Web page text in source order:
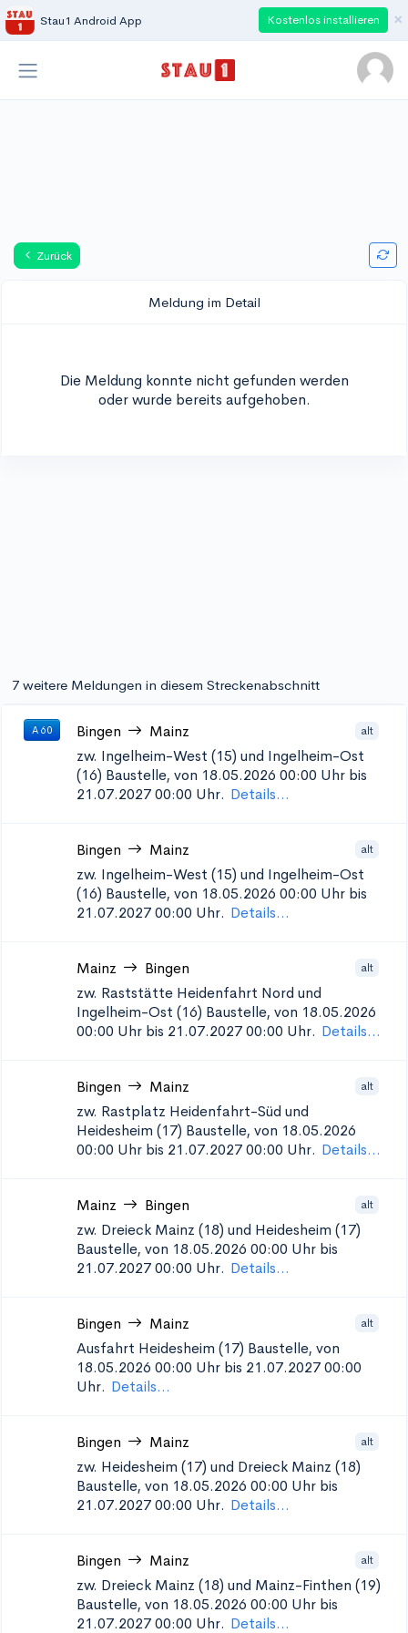
Stau1 Android App Kostenlos installieren ×
Zurück
Meldung im Detail
Die Meldung konnte nicht gefunden werden
oder wurde bereits aufgehoben.
7 weitere Meldungen in diesem Streckenabschnitt
A 60 Bingen Mainz alt
zw. Ingelheim-West (15) und Ingelheim-Ost
(16) Baustelle, von 18.05.2026 00:00 Uhr bis
21.07.2027 00:00 Uhr. Details...
Bingen Mainz alt
zw. Ingelheim-West (15) und Ingelheim-Ost
(16) Baustelle, von 18.05.2026 00:00 Uhr bis
21.07.2027 00:00 Uhr. Details...
Mainz Bingen alt
zw. Raststätte Heidenfahrt Nord und
Ingelheim-Ost (16) Baustelle, von 18.05.2026
00:00 Uhr bis 21.07.2027 00:00 Uhr. Details...
Bingen Mainz alt
zw. Rastplatz Heidenfahrt-Süd und
Heidesheim (17) Baustelle, von 18.05.2026
00:00 Uhr bis 21.07.2027 00:00 Uhr. Details...
Mainz Bingen alt
zw. Dreieck Mainz (18) und Heidesheim (17)
Baustelle, von 18.05.2026 00:00 Uhr bis
21.07.2027 00:00 Uhr. Details...
Bingen Mainz alt
Ausfahrt Heidesheim (17) Baustelle, von
18.05.2026 00:00 Uhr bis 21.07.2027 00:00
Uhr. Details...
Bingen Mainz alt
zw. Heidesheim (17) und Dreieck Mainz (18)
Baustelle, von 18.05.2026 00:00 Uhr bis
21.07.2027 00:00 Uhr. Details...
Bingen Mainz alt
zw. Dreieck Mainz (18) und Mainz-Finthen (19)
Baustelle, von 18.05.2026 00:00 Uhr bis
21.07.2027 00:00 Uhr. Details...